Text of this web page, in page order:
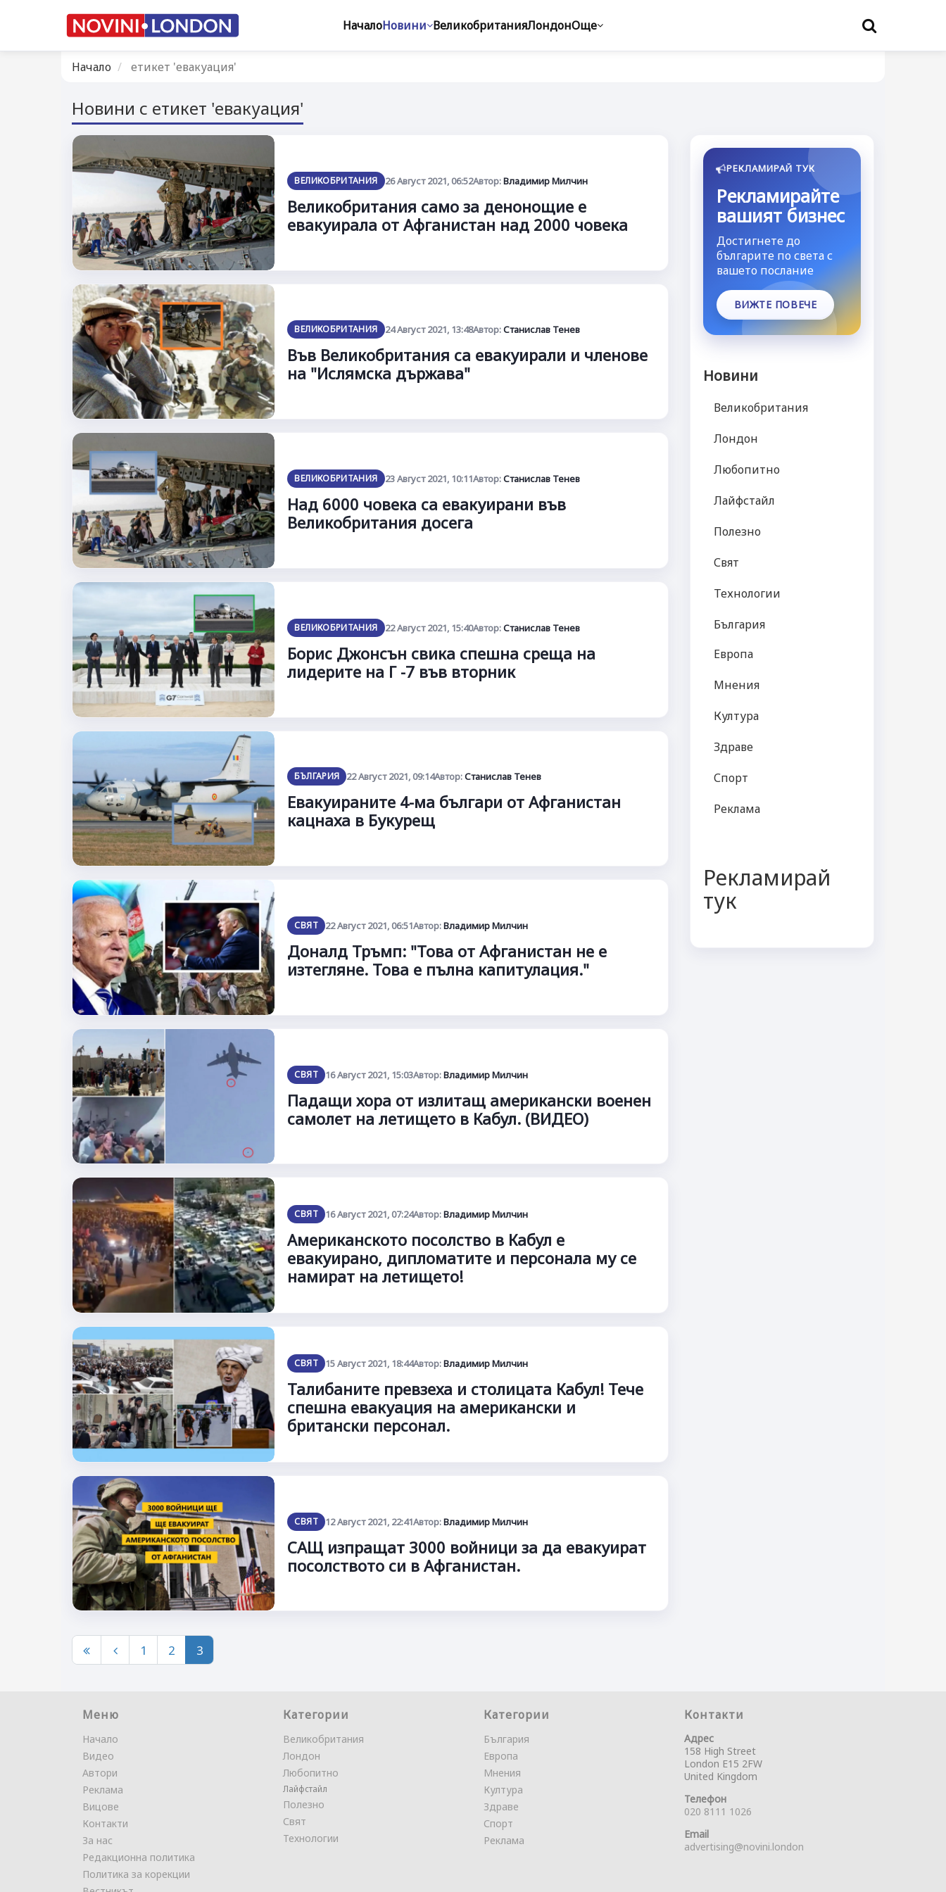
НачалоНовини ВеликобританияЛондонОще
Начало етикет 'евакуация'
Новини с етикет 'евакуация'
ВЕЛИКОБРИТАНИЯ 26 Август 2021, 06:52Автор:Владимир Милчин
Великобритания само за денонощие е
евакуирала от Афганистан над 2000 човека
ВЕЛИКОБРИТАНИЯ 24 Август 2021, 13:48Автор:Станислав Тенев
Във Великобритания са евакуирали и членове
на "Ислямска държава"
ВЕЛИКОБРИТАНИЯ 23 Август 2021, 10:11Автор:Станислав Тенев
Над 6000 човека са евакуирани във
Великобритания досега
ВЕЛИКОБРИТАНИЯ 22 Август 2021, 15:40Автор:Станислав Тенев
Борис Джонсън свика спешна среща на
лидерите на Г -7 във вторник
БЪЛГАРИЯ 22 Август 2021, 09:14Автор:Станислав Тенев
Евакуираните 4-ма българи от Афганистан
кацнаха в Букурещ
СВЯТ 22 Август 2021, 06:51Автор:Владимир Милчин
Доналд Тръмп: "Това от Афганистан не е
изтегляне. Това е пълна капитулация."
СВЯТ 16 Август 2021, 15:03Автор:Владимир Милчин
Падащи хора от излитащ американски военен
самолет на летището в Кабул. (ВИДЕО)
СВЯТ 16 Август 2021, 07:24Автор:Владимир Милчин
Американското посолство в Кабул е
евакуирано, дипломатите и персонала му се
намират на летището!
СВЯТ 15 Август 2021, 18:44Автор:Владимир Милчин
Талибаните превзеха и столицата Кабул! Тече
спешна евакуация на американски и
британски персонал.
СВЯТ 12 Август 2021, 22:41Автор:Владимир Милчин
САЩ изпращат 3000 войници за да евакуират
посолството си в Афганистан.
1 2 3
РЕКЛАМИРАЙ ТУК
Рекламирайте
вашият бизнес
Достигнете до
българите по света с
вашето послание
ВИЖТЕ ПОВЕЧЕ
Новини
Великобритания
Лондон
Любопитно
Лайфстайл
Полезно
Свят
Технологии
България
Европа
Мнения
Култура
Здраве
Спорт
Реклама
Рекламирай
тук
Меню
Начало
Видео
Автори
Реклама
Вицове
Контакти
За нас
Редакционна политика
Политика за корекции
Категории
Великобритания
Лондон
Любопитно
Лайфстайл
Полезно
Свят
Технологии
Категории
България
Европа
Мнения
Култура
Здраве
Спорт
Реклама
Контакти
Адрес
158 High Street
London E15 2FW
United Kingdom
Телефон
020 8111 1026
Email
advertising@novini.london